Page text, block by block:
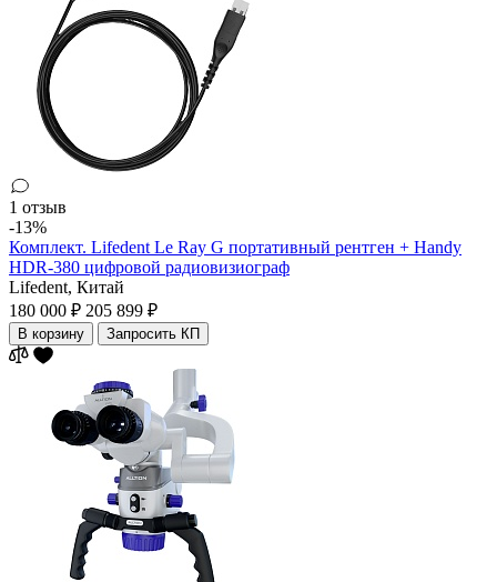
1 отзыв
-13%
Комплект. Lifedent Le Ray G портативный рентген + Handy
HDR-380 цифровой радиовизиограф
Lifedent, Китай
180 000 ₽ 205 899 ₽
В корзину Запросить КП